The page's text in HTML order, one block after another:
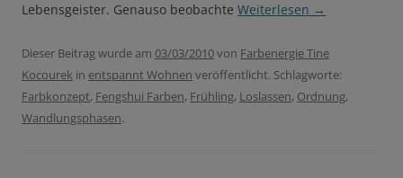
Lebensgeister. Genauso beobachte Weiterlesen →
Dieser Beitrag wurde am 03/03/2010von Farbenergie Tine
Kocourek in entspannt Wohnen veröffentlicht. Schlagworte:
Farbkonzept, Fengshui Farben, Frühling, Loslassen, Ordnung,
Wandlungsphasen.